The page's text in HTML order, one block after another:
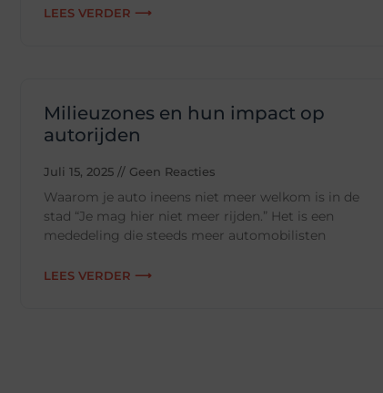
LEES VERDER ⟶
Milieuzones en hun impact op
autorijden
Juli 15, 2025 Geen Reacties
Waarom je auto ineens niet meer welkom is in de
stad “Je mag hier niet meer rijden.” Het is een
mededeling die steeds meer automobilisten
LEES VERDER ⟶